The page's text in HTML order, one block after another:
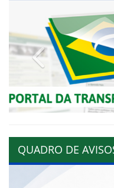
Previous
QUADRO DE